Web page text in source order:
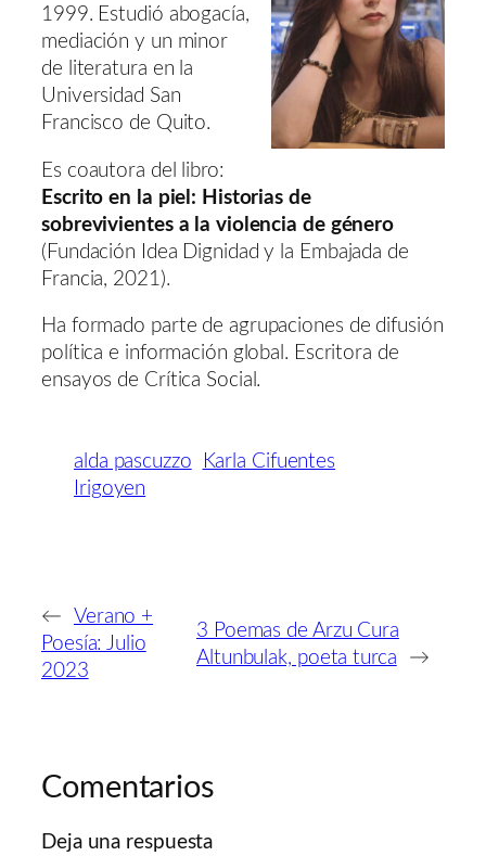
1999. Estudió abogacía,
mediación y un minor
de literatura en la
Universidad San
Francisco de Quito.
Es coautora del libro:
Escrito en la piel: Historias de
sobrevivientes a la violencia de género
(Fundación Idea Dignidad y la Embajada de
Francia, 2021).
Ha formado parte de agrupaciones de difusión
política e información global. Escritora de
ensayos de Crítica Social.
alda pascuzzo
Karla Cifuentes
Irigoyen
←
Verano +
Poesía: Julio
2023
3 Poemas de Arzu Cura
Altunbulak, poeta turca
→
Comentarios
Deja una respuesta